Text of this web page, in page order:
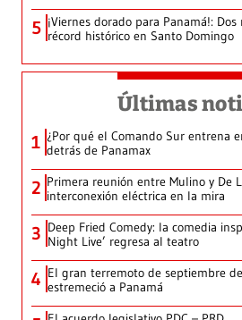
5 ¡Viernes dorado para Panamá!:
récord histórico en Santo Domingo
Últimas
1 ¿Por qué el Comando Sur entrena
detrás de Panamax
2 Primera reunión entre Mulino y De
interconexión eléctrica en la mira
3 Deep Fried Comedy: la comedia
Night Live’ regresa al teatro
4 El gran terremoto de septiembre
estremeció a Panamá